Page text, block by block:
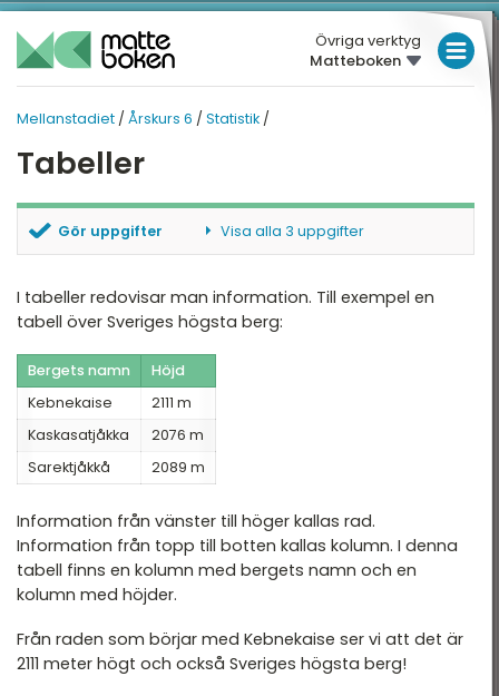
Övriga verktyg
Matteboken
Mellanstadiet / Årskurs 6 / Statistik /
Tabeller
Gör uppgifter Visa alla 3 uppgifter
Räkna i tabellen
Slå upp i tabell
I tabeller redovisar man information. Till exempel en
tabell över Sveriges högsta berg:
Bergets namn
Höjd
Kebnekaise
2111 m
Kaskasatjåkka
2076 m
Sarektjåkkå
2089 m
Information från vänster till höger kallas rad.
Information från topp till botten kallas kolumn. I denna
tabell finns en kolumn med bergets namn och en
kolumn med höjder.
Från raden som börjar med Kebnekaise ser vi att det är
2111 meter högt och också Sveriges högsta berg!
LÅGSTADIET
MELLANSTADIET
Översikt
5
6
Översikt
De fyra räknesätten
Tid & datum
GYMNASIET
DIGITALA VERKTYG